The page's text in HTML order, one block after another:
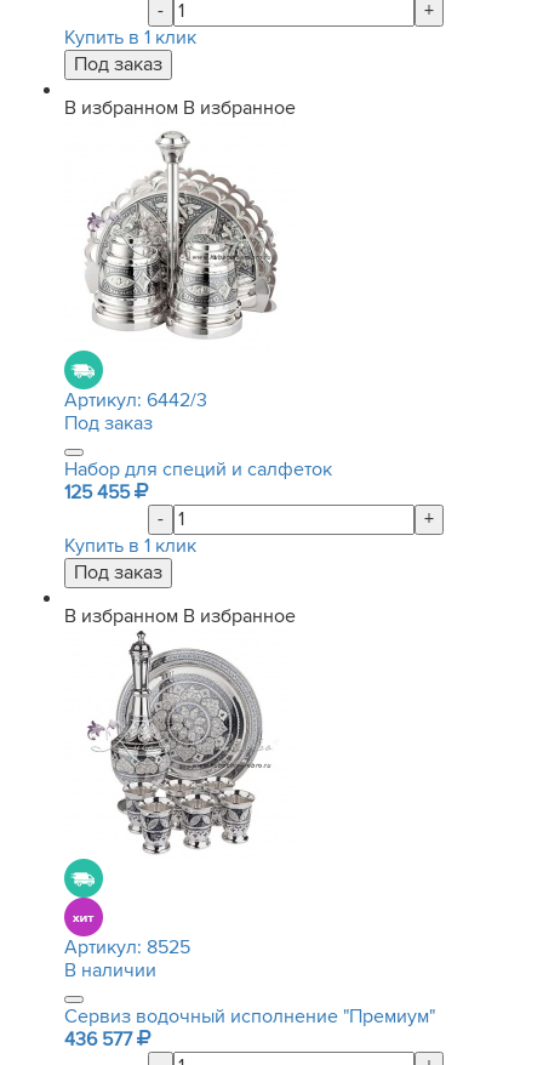
-
+
Купить в 1 клик
В избранном В избранное
Артикул: 6442/3
Под заказ
Набор для специй и салфеток
125 455
-
+
Купить в 1 клик
В избранном В избранное
Артикул: 8525
В наличии
Сервиз водочный исполнение "Премиум"
436 577